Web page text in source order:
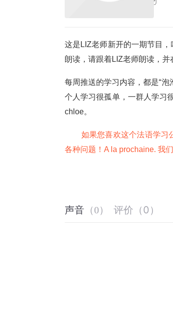
这是LIZ老师新开的一期节目
朗读，请跟着LIZ老师朗读，并
每周推送的学习内容，都是“
个人学习很孤单，一群人学习
chloe。
如果您喜欢这个法语学习公
各种问题！A la prochaine. 我
声音 （0） 评价 （0 ）